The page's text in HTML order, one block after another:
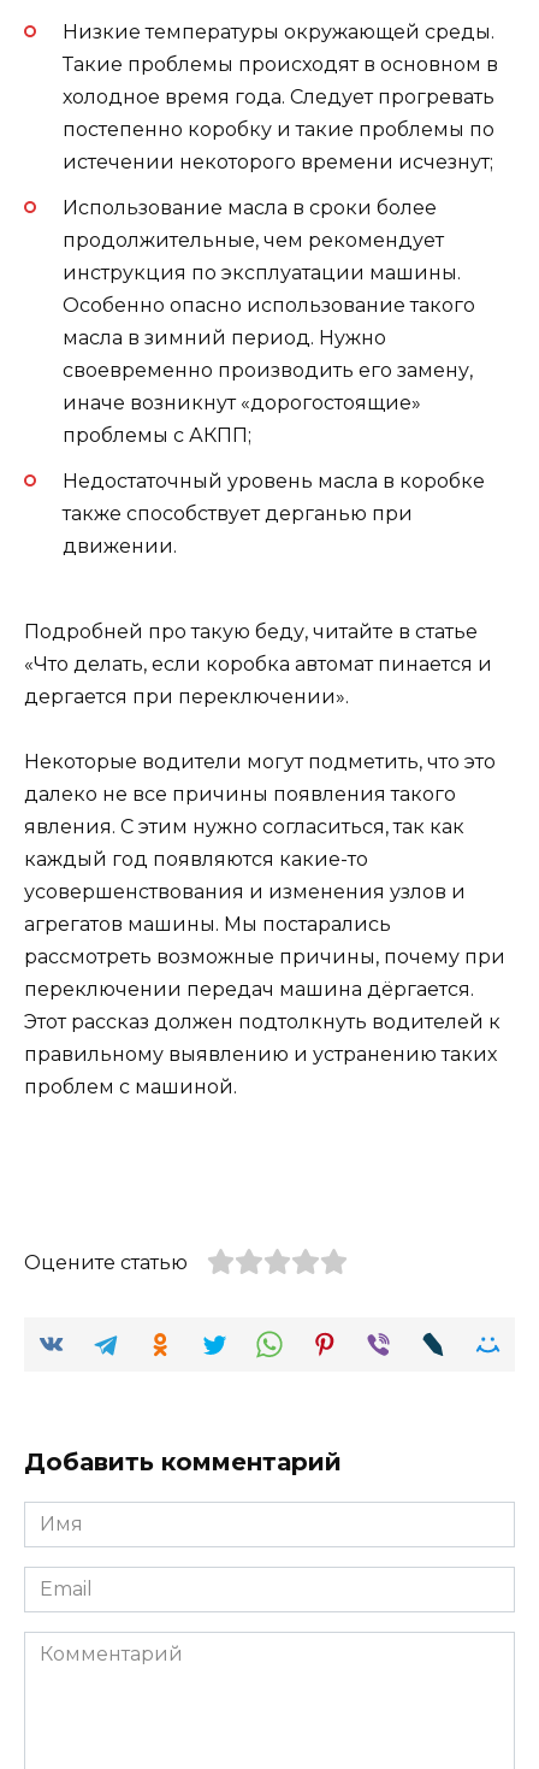
Низкие температуры окружающей среды.
Такие проблемы происходят в основном в
холодное время года. Следует прогревать
постепенно коробку и такие проблемы по
истечении некоторого времени исчезнут;
Использование масла в сроки более
продолжительные, чем рекомендует
инструкция по эксплуатации машины.
Особенно опасно использование такого
масла в зимний период. Нужно
своевременно производить его замену,
иначе возникнут «дорогостоящие»
проблемы с АКПП;
Недостаточный уровень масла в коробке
также способствует дерганью при
движении.
Подробней про такую беду, читайте в статье
«Что делать, если коробка автомат пинается и
дергается при переключении».
Некоторые водители могут подметить, что это
далеко не все причины появления такого
явления. С этим нужно согласиться, так как
каждый год появляются какие-то
усовершенствования и изменения узлов и
агрегатов машины. Мы постарались
рассмотреть возможные причины, почему при
переключении передач машина дёргается.
Этот рассказ должен подтолкнуть водителей к
правильному выявлению и устранению таких
проблем с машиной.
Оцените статью
Добавить комментарий
Имя
Email
Комментарий